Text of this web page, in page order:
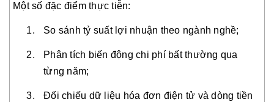
Một số đặc điểm thực tiễn:
So sánh tỷ suất lợi nhuận theo ngành nghề;
Phân tích biến động chi phí bất thường qua
từng năm;
Đối chiếu dữ liệu hóa đơn điện tử và dòng tiền